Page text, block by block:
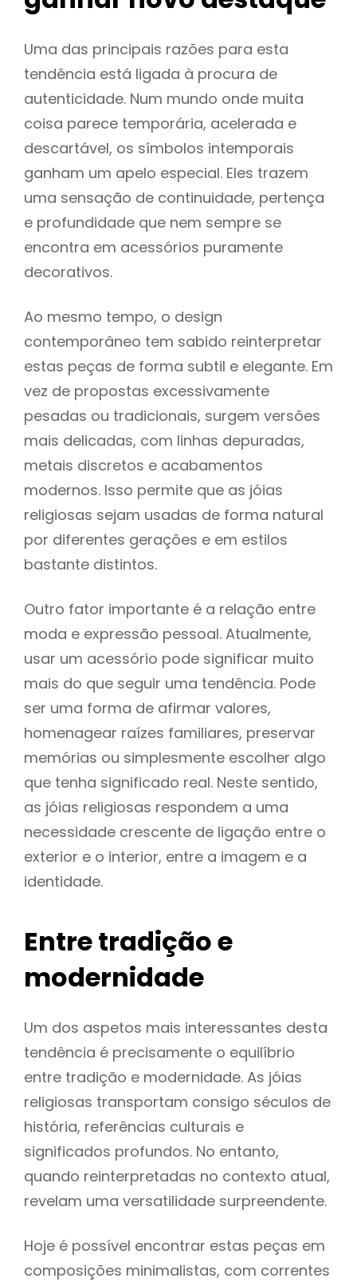
Uma das principais razões para esta
tendência está ligada à procura de
autenticidade. Num mundo onde muita
coisa parece temporária, acelerada e
descartável, os símbolos intemporais
ganham um apelo especial. Eles trazem
uma sensação de continuidade, pertença
e profundidade que nem sempre se
encontra em acessórios puramente
decorativos.
Ao mesmo tempo, o design
contemporâneo tem sabido reinterpretar
estas peças de forma subtil e elegante. Em
vez de propostas excessivamente
pesadas ou tradicionais, surgem versões
mais delicadas, com linhas depuradas,
metais discretos e acabamentos
modernos. Isso permite que as jóias
religiosas sejam usadas de forma natural
por diferentes gerações e em estilos
bastante distintos.
Outro fator importante é a relação entre
moda e expressão pessoal. Atualmente,
usar um acessório pode significar muito
mais do que seguir uma tendência. Pode
ser uma forma de afirmar valores,
homenagear raízes familiares, preservar
memórias ou simplesmente escolher algo
que tenha significado real. Neste sentido,
as jóias religiosas respondem a uma
necessidade crescente de ligação entre o
exterior e o interior, entre a imagem e a
identidade.
Entre tradição e
modernidade
Um dos aspetos mais interessantes desta
tendência é precisamente o equilíbrio
entre tradição e modernidade. As jóias
religiosas transportam consigo séculos de
história, referências culturais e
significados profundos. No entanto,
quando reinterpretadas no contexto atual,
revelam uma versatilidade surpreendente.
Hoje é possível encontrar estas peças em
composições minimalistas, com correntes